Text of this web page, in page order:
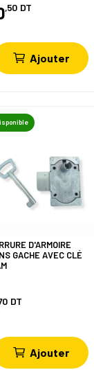
,50 DT
Ajouter
D'ARMOIRE
GACHE AVEC CLÉ
DT
Ajouter